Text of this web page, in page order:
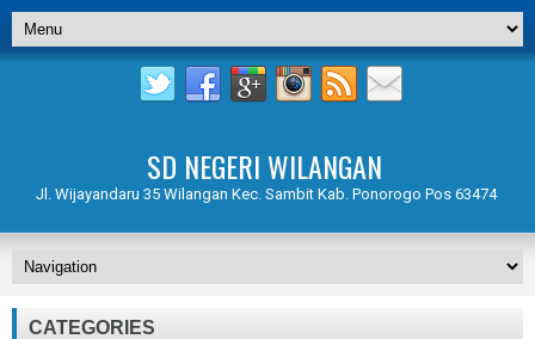
SD NEGERI WILANGAN
Jl. Wijayandaru 35 Wilangan Kec. Sambit Kab. Ponorogo Pos 63474
CATEGORIES